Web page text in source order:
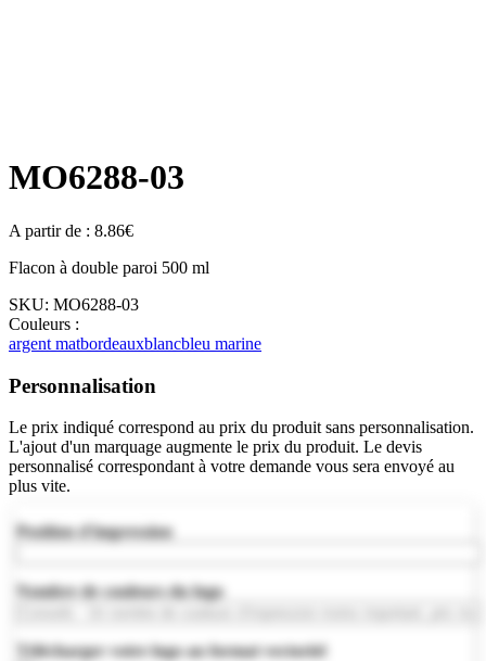
MO6288-03
A partir de : 8.86€
Flacon à double paroi 500 ml
SKU: MO6288-03
Couleurs :
argent matbordeauxblancbleu marine
Personnalisation
Le prix indiqué correspond au prix du produit sans personnalisation.
L'ajout d'un marquage augmente le prix du produit. Le devis
personnalisé correspondant à votre demande vous sera envoyé au
plus vite.
Position d'impression
Nombre de couleurs du logo
Télécharger votre logo au format vectoriel